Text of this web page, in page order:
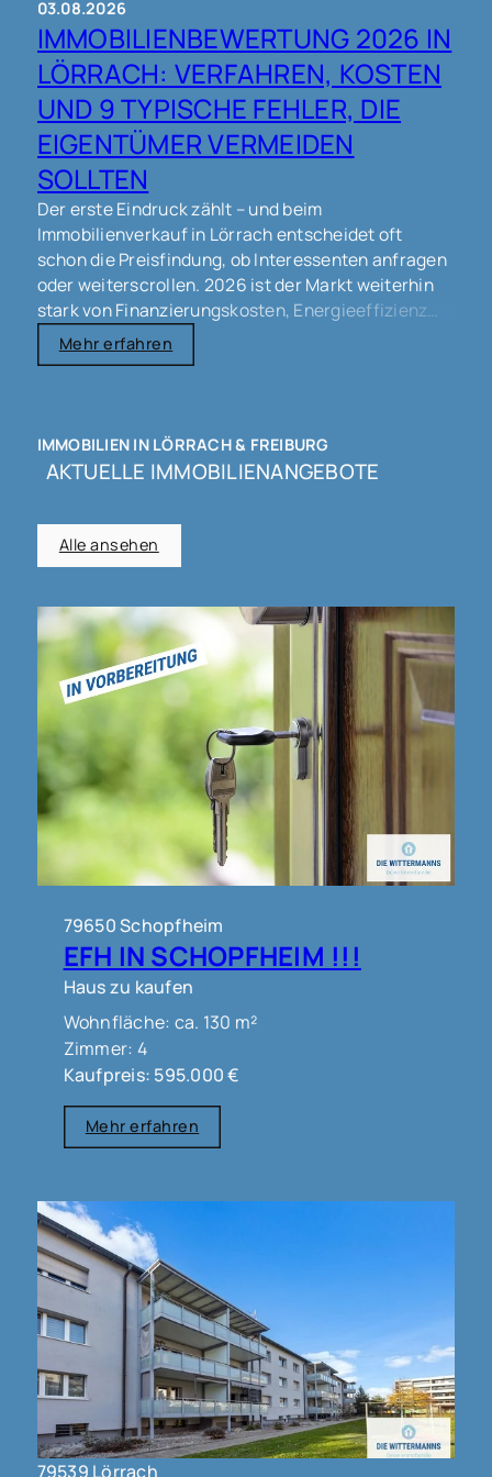
Man findet unsere Büros:
- in Freiburg:
https://goo.gl/maps/t4boucNovAFFxJts6- in
Lörrach:https://goo.gl/maps/bvJ2UFTDeg8XKH4a6
#immobilienmakler #makler #immobilien
#immobilienverkauf #verkauf #eigentümer
#haus #wohnung #grundstück #gewerbe
#lörrach #schopfheim #wyhlen #grenzach
#rheinfelden #weilamrhein #steinen #freiburg
#basel
03.08.2026
IMMOBILIENBEWERTUNG 2026 IN
LÖRRACH: VERFAHREN, KOSTEN
UND 9 TYPISCHE FEHLER, DIE
EIGENTÜMER VERMEIDEN
SOLLTEN
Der erste Eindruck zählt – und beim
Immobilienverkauf in Lörrach entscheidet oft
schon die Preisfindung, ob Interessenten anfragen
oder weiterscrollen. 2026 ist der Markt weiterhin
stark von Finanzierungskosten, Energieeffizienz
und Mikrolagen geprägt. Eine saubere
Immobilienbewertung schafft Orientierung, schützt
unrealistische Versprechen.
Mehr erfahren
IMMOBILIEN IN LÖRRACH & FREIBURG
AKTUELLE IMMOBILIENANGEBOTE
Alle ansehen
79650 Schopfheim
EFH IN SCHOPFHEIM !!!
Haus zu kaufen
Wohnfläche: ca. 130 m²
Zimmer: 4
Kaufpreis: 595.000 €
Mehr erfahren
79539 Lörrach